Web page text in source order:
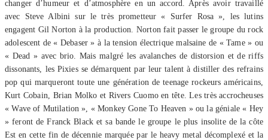
changer d’humeur et d’atmosphère en un accord. Après avoir travaillé
avec Steve Albini sur le très prometteur « Surfer Rosa », les lutins
engagent Gil Norton à la production. Norton fait passer le groupe du rock
adolescent de « Debaser » à la tension électrique malsaine de « Tame » ou
« Dead » avec brio. Mais malgré les avalanches de distorsion et de riffs
dissonants, les Pixies se démarquent par leur talent à distiller des refrains
pop qui marqueront toute une génération de teenage rockeurs américains,
Kurt Cobain, Brian Molko et Rivers Cuomo en tête. Les très accrocheuses
« Wave of Mutilation », « Monkey Gone To Heaven » ou la géniale « Hey
» feront de Franck Black et sa bande le groupe le plus insolite de la côte
Est en cette fin de décennie marquée par le heavy metal décomplexé et la